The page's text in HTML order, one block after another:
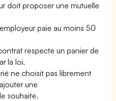
doit proposer une mutuelle
paie au moins 50
respecte un panier de
la loi.
ne choisit pas librement
une
souhaite.